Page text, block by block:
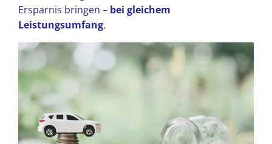
Ersparnis bringen – bei gleichem
Leistungsumfang.